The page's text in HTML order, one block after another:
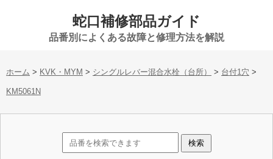
蛇口補修部品ガイド
品番別によくある故障と修理方法を解説
ホーム > KVK・MYM > シングルレバー混合水栓（台所） > 台付1穴 >
KM5061N